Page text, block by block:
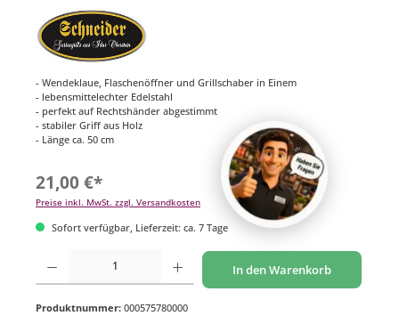
- Wendeklaue, Flaschenöffner und Grillschaber in Einem
- lebensmittelechter Edelstahl
- perfekt auf Rechtshänder abgestimmt
- stabiler Griff aus Holz
- Länge ca. 50 cm
21,00 €*
Preise inkl. MwSt. zzgl. Versandkosten
Sofort verfügbar, Lieferzeit: ca. 7 Tage
Produkt Anzahl: Gib den gewünschten Wert ein oder benutze die Schaltflächen um
In den Warenkorb
Produktnummer: 000575780000